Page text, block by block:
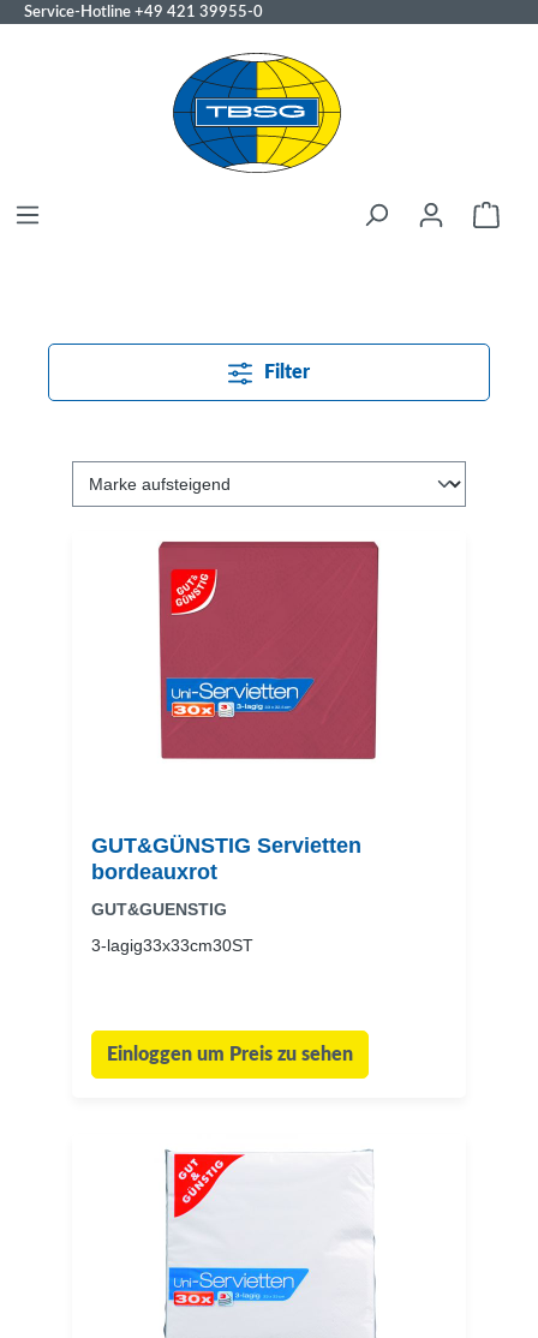
Service-Hotline +49 421 39955-0
Filter
GUT&GÜNSTIG Servietten
bordeauxrot
GUT&GUENSTIG
3-lagig33x33cm30ST
Einloggen um Preis zu sehen